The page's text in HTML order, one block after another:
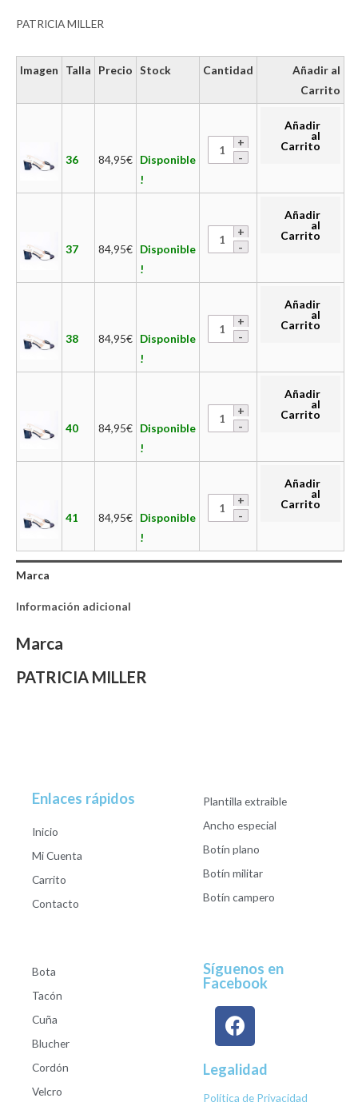
PATRICIA MILLER
Imagen Talla Precio Stock Cantidad
Añadir al
Carrito
36 84,95€ Disponible
!
Añadir
al
Carrito
37 84,95€ Disponible
!
Añadir
al
Carrito
38 84,95€ Disponible
!
Añadir
al
Carrito
40 84,95€ Disponible
!
Añadir
al
Carrito
41 84,95€ Disponible
!
Añadir
al
Carrito
Marca
Información adicional
Marca
PATRICIA MILLER
Enlaces rápidos
Inicio
Mi Cuenta
Carrito
Contacto
Plantilla extraible
Ancho especial
Botín plano
Botín militar
Botín campero
Bota
Tacón
Cuña
Blucher
Cordón
Velcro
Síguenos en
Facebook
Legalidad
Política de Privacidad